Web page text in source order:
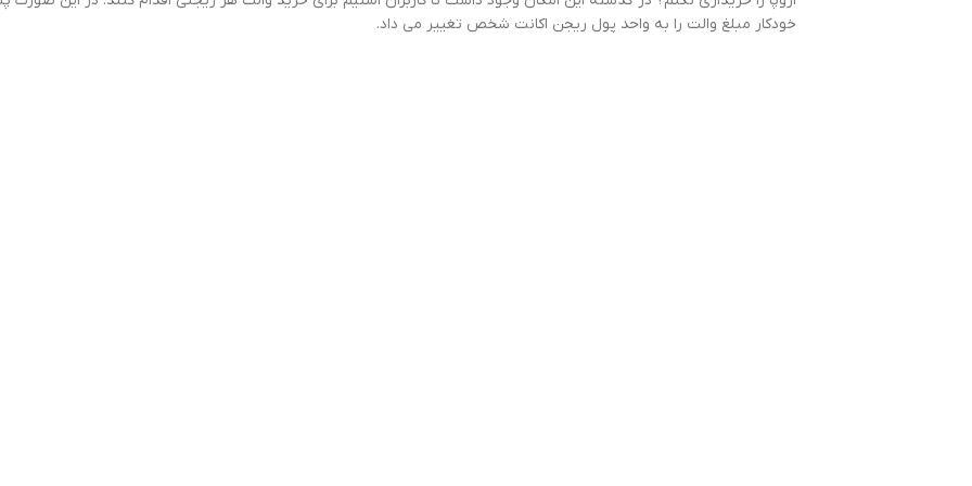
خودکار مبلغ والت را به واحد پول ریجن اکانت شخص تغییر می داد.